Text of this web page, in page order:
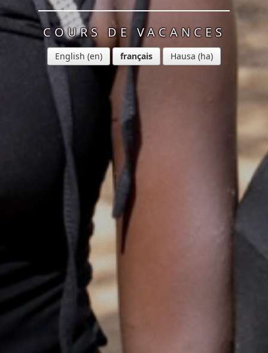
COURS DE VACANCES
English français Hausa